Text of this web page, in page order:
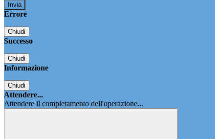
Errore
Chiudi
Successo
Chiudi
Informazione
Chiudi
Attendere...
Attendere il completamento dell'operazione...